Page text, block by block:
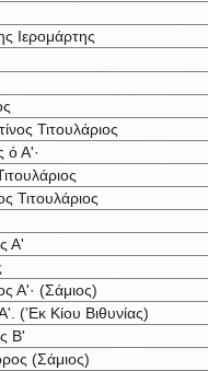
Ιερομάρτης
Τιτουλάριος
ό Α'·
Τιτουλάριος
Α'
Α'· (Σάμιος)
(’Εκ Κίου Βιθυνίας)
Β'
(Σάμιος)